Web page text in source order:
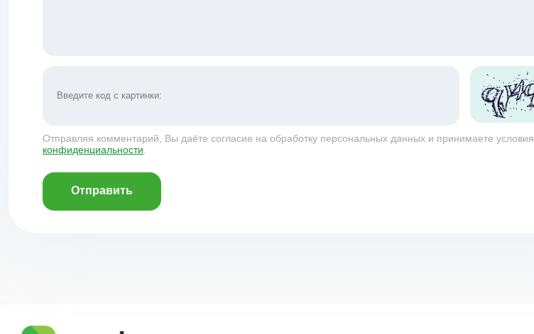
Отправляя комментарий, Вы даёте согласие на обработку персональных данных и принимаете условия
конфиденциальности
Отправить